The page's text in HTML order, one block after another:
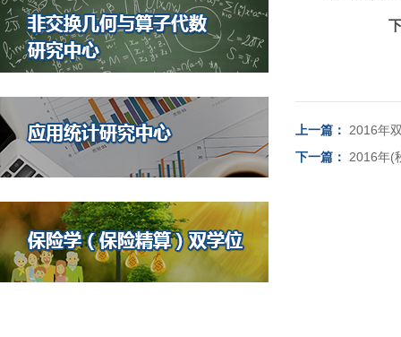
下午
上一篇： 2016年
下一篇： 2016年(